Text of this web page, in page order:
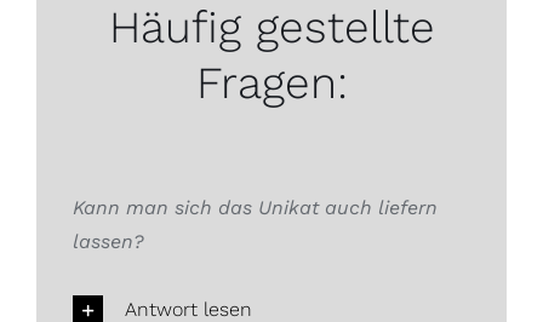
Häufig gestellte
Fragen:
Kann man sich das Unikat auch liefern
lassen?
Antwort lesen